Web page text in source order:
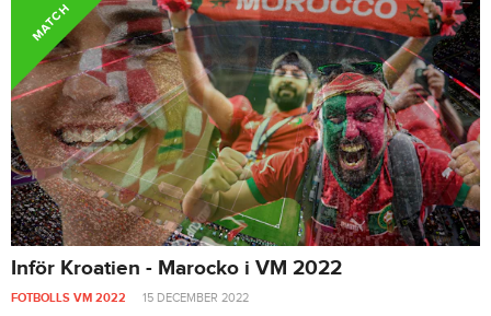
MATCH
Inför Kroatien - Marocko i VM 2022
FOTBOLLS VM 2022 15 DECEMBER 2022